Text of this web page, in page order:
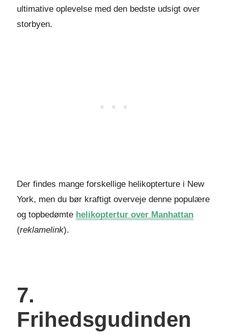
ultimative oplevelse med den bedste udsigt over
storbyen.
Der findes mange forskellige helikopterture i New
York, men du bør kraftigt overveje denne populære
og topbedømte helikoptertur over Manhattan
(reklamelink).
7.
Frihedsgudinden